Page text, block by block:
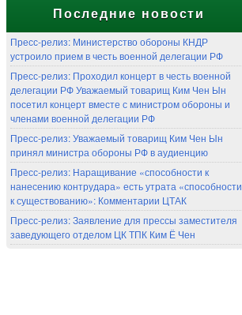
Последние новости
Пресс-релиз: Министерство обороны КНДР
устроило прием в честь военной делегации РФ
Пресс-релиз: Проходил концерт в честь военной
делегации РФ Уважаемый товарищ Ким Чен Ын
посетил концерт вместе с министром обороны и
членами военной делегации РФ
Пресс-релиз: Уважаемый товарищ Ким Чен Ын
принял министра обороны РФ в аудиенцию
Пресс-релиз: Наращивание «способности к
нанесению контрудара» есть утрата «способности
к существованию»: Комментарии ЦТАК
Пресс-релиз: Заявление для прессы заместителя
заведующего отделом ЦК ТПК Ким Ё Чен